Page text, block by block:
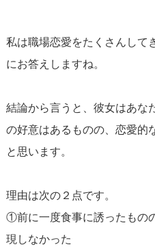
応援しています。がんばって
私は職場恋愛をたくさんして
にお答えしますね。
結論から言うと、彼女はあな
の好意はあるものの、恋愛的
と思います。
理由は次の２点です。
①前に一度食事に誘ったもの
現しなかった